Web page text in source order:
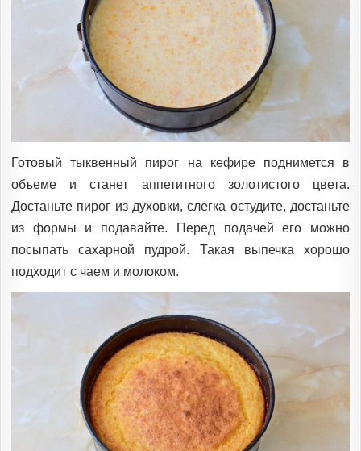
Готовый тыквенный пирог на кефире поднимется в
объеме и станет аппетитного золотистого цвета.
Достаньте пирог из духовки, слегка остудите, достаньте
из формы и подавайте. Перед подачей его можно
посыпать сахарной пудрой. Такая выпечка хорошо
подходит с чаем и молоком.